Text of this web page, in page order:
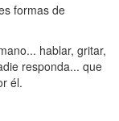
formas de
hablar, gritar,
responda... que
él.